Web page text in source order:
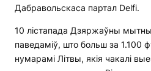
Дабравольскаса партал Delfi.
10 лістапада Дзяржаўны мытны
паведаміў, што больш за 1.100
нумарамі Літвы, якія чакалі